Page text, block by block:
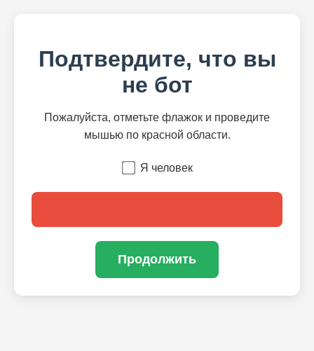
Подтвердите, что вы
не бот
Пожалуйста, отметьте флажок и проведите
мышью по красной области.
Я человек
Продолжить